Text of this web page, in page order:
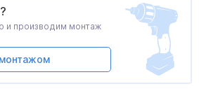
и производим монтаж